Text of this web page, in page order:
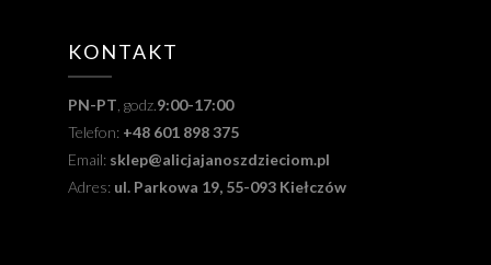
KONTAKT
PN-PT, godz.9:00-17:00
Telefon: +48 601 898 375
Email: sklep@alicjajanoszdzieciom.pl
Adres: ul. Parkowa 19, 55-093 Kiełczów